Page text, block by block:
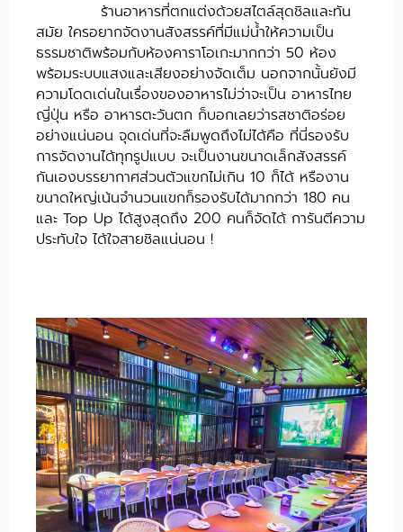
ร้านอาหารที่ตกแต่งด้วยสไตล์สุดชิลและทัน
สมัย ใครอยากจัดงานสังสรรค์ที่มีแม่น้ำให้ความเป็น
ธรรมชาติพร้อมกับห้องคาราโอเกะมากกว่า 50 ห้อง
พร้อมระบบแสงและเสียงอย่างจัดเต็ม นอกจากนั้นยังมี
ความโดดเด่นในเรื่องของอาหารไม่ว่าจะเป็น อาหารไทย
ญี่ปุ่น หรือ อาหารตะวันตก ก็บอกเลยว่ารสชาติอร่อย
อย่างแน่นอน จุดเด่นที่จะลืมพูดถึงไม่ได้คือ ที่นี่รองรับ
การจัดงานได้ทุกรูปแบบ จะเป็นงานขนาดเล็กสังสรรค์
กันเองบรรยากาศส่วนตัวแขกไม่เกิน 10 ก็ได้ หรืองาน
ขนาดใหญ่เน้นจำนวนแขกก็รองรับได้มากกว่า 180 คน
และ Top Up ได้สูงสุดถึง 200 คนก็จัดได้ การันตีความ
ประทับใจ ได้ใจสายชิลแน่นอน !